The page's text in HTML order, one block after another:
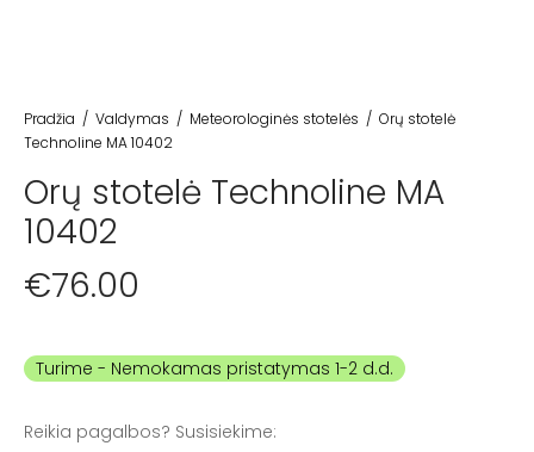
Pradžia / Valdymas / Meteorologinės stotelės / Orų stotelė
Technoline MA 10402
Orų stotelė Technoline MA
10402
€76.00
Turime
Reikia pagalbos? Susisiekime: